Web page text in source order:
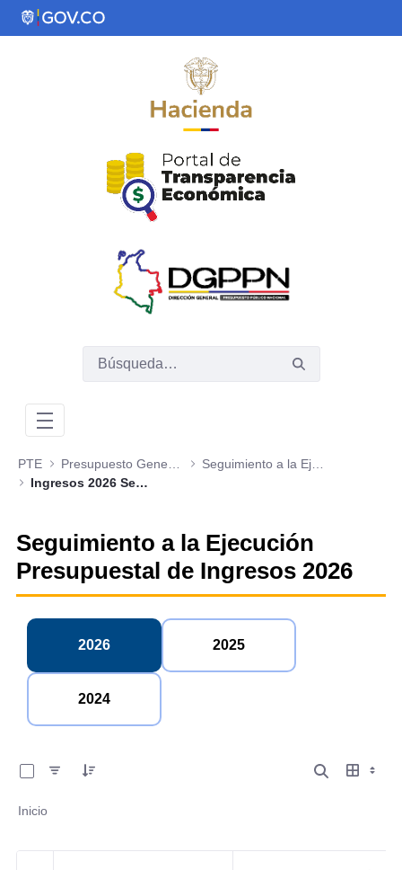
Saltar al contenido principal
PTE
Seguimiento a la Ejecución Presupuestal de Ingresos
Ingresos 2026 Seguimiento Ejecución
Seguimiento a la Ejecución
Presupuestal de Ingresos 2026
2026 2025
2024
Inicio